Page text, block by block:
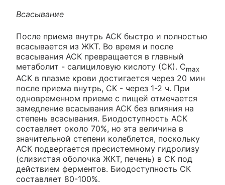
Всасывание
После приема внутрь АСК быстро и полностью
всасывается из ЖКТ. Во время и после
всасывания АСК превращается в главный
метаболит - салициловую кислоту (СК). Cmax
АСК в плазме крови достигается через 20 мин
после приема внутрь, СК - через 1-2 ч. При
одновременном приеме с пищей отмечается
замедление всасывания АСК без влияния на
степень всасывания. Биодоступность АСК
составляет около 70%, но эта величина в
значительной степени колеблется, поскольку
АСК подвергается пресистемному гидролизу
(слизистая оболочка ЖКТ, печень) в СК под
действием ферментов. Биодоступность СК
составляет 80-100%.